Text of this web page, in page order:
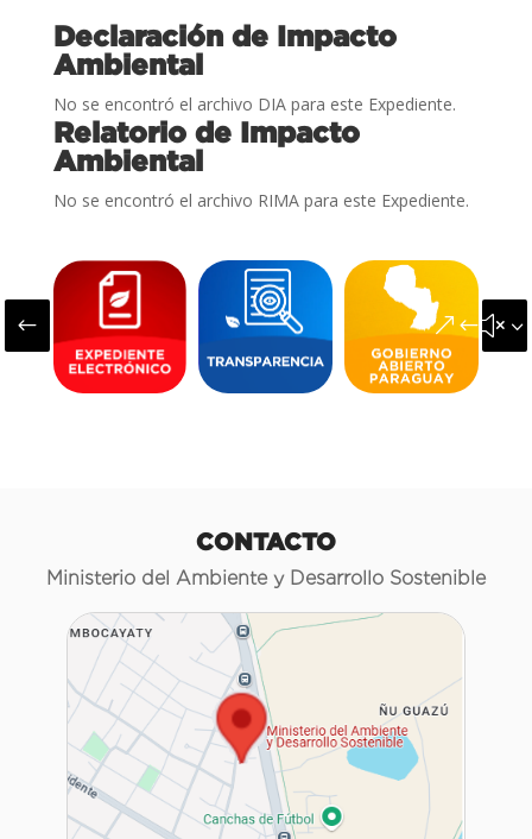
Declaración de Impacto
Ambiental
No se encontró el archivo DIA para este Expediente.
Relatorio de Impacto
Ambiental
No se encontró el archivo RIMA para este Expediente.
#
CONTACTO
Ministerio del Ambiente y Desarrollo Sostenible